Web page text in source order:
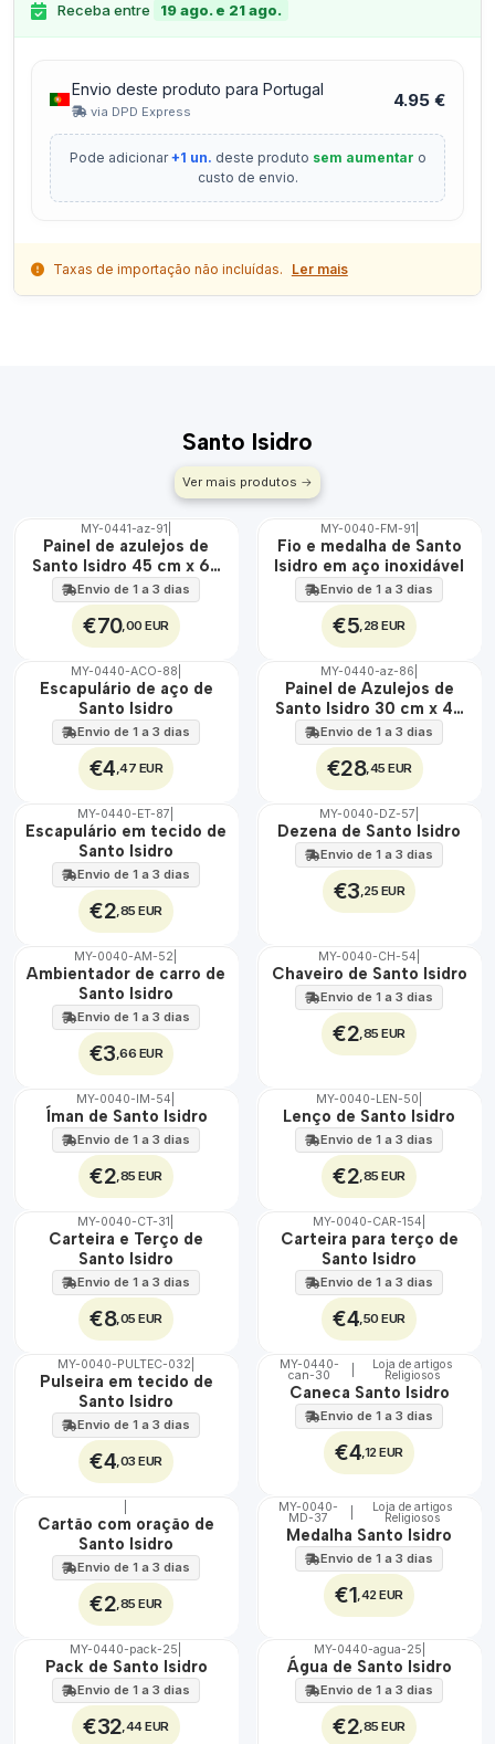
Receba entre 19 ago. e 21 ago.
Envio deste produto para Portugal
via DPD Express
4.95 €
Pode adicionar+1 un. deste produto sem aumentar o
custo de envio.
Taxas de importação não incluídas. Ler mais
Santo Isidro
Ver mais produtos
🇵🇹
100%
EXT.
MY-0441-az-91
Painel de azulejos de
Santo Isidro 45 cm x 60
cm
Envio de 1 a 3 dias
€70,00 EUR
ÁGUA
MY-0040-FM-91
Fio e medalha de Santo
Isidro em aço inoxidável
Envio de 1 a 3 dias
€5 ,28 EUR
🇵🇹
ÁGUA
MY-0440-ACO-88
Escapulário de aço de
Santo Isidro
Envio de 1 a 3 dias
€4 ,47 EUR
🇵🇹
100%
EXT.
MY-0440-az-86
Painel de Azulejos de
Santo Isidro 30 cm x 45
cm
Envio de 1 a 3 dias
€28,45 EUR
🇵🇹
ÁGUA
MY-0440-ET-87
Escapulário em tecido de
Santo Isidro
Envio de 1 a 3 dias
€2 ,85 EUR
🇵🇹
100%
MY-0040-DZ-57
Dezena de Santo Isidro
Envio de 1 a 3 dias
€3 ,25 EUR
🇵🇹
MY-0040-AM-52
Ambientador de carro de
Santo Isidro
Envio de 1 a 3 dias
€3 ,66 EUR
🇵🇹
100%
MY-0040-CH-54
Chaveiro de Santo Isidro
Envio de 1 a 3 dias
€2 ,85 EUR
🇵🇹
100%
MY-0040-IM-54
Íman de Santo Isidro
Envio de 1 a 3 dias
€2 ,85 EUR
🇵🇹
100%
MY-0040-LEN-50
Lenço de Santo Isidro
Envio de 1 a 3 dias
€2 ,85 EUR
🇵🇹
MY-0040-CT-31
Carteira e Terço de
Santo Isidro
Envio de 1 a 3 dias
€8,05 EUR
🇵🇹
MY-0040-CAR-154
Carteira para terço de
Santo Isidro
Envio de 1 a 3 dias
€4 ,50 EUR
🇵🇹
MY-0040-PULTEC-032
Pulseira em tecido de
Santo Isidro
Envio de 1 a 3 dias
€4 ,03 EUR
🇵🇹
100%
MY-0440-
can-30
Loja de artigos
Religiosos
Caneca Santo Isidro
Envio de 1 a 3 dias
€4,12 EUR
🇵🇹
Cartão com oração de
Santo Isidro
Envio de 1 a 3 dias
€2 ,85 EUR
🇵🇹
100%
MY-0040-
MD-37
Loja de artigos
Religiosos
Medalha Santo Isidro
Envio de 1 a 3 dias
€1 ,42 EUR
🇵🇹
100%
MY-0440-pack-25
Pack de Santo Isidro
Envio de 1 a 3 dias
€32 ,44 EUR
🇵🇹
100%
MY-0440-agua-25
Água de Santo Isidro
Envio de 1 a 3 dias
€2 ,85 EUR